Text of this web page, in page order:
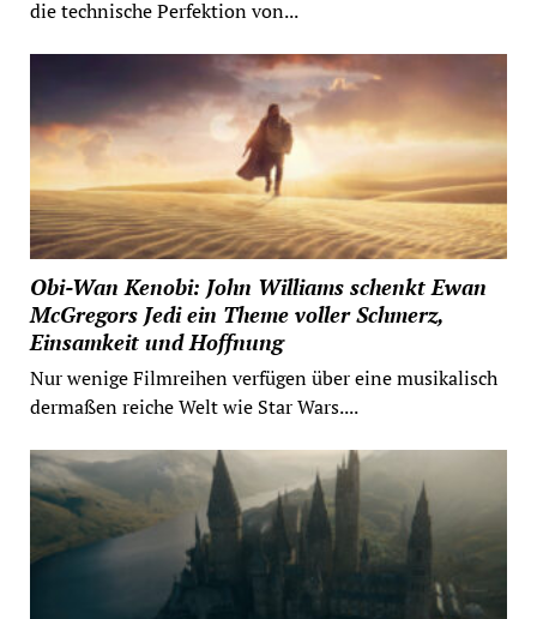
die technische Perfektion von...
Obi-Wan Kenobi: John Williams schenkt Ewan
McGregors Jedi ein Theme voller Schmerz,
Einsamkeit und Hoffnung
Nur wenige Filmreihen verfügen über eine musikalisch
dermaßen reiche Welt wie Star Wars....